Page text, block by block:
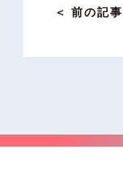
＜ 前の記事